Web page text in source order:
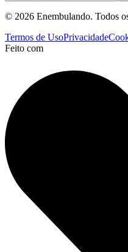
© 2026 Enembulando. Todos
Termos de UsoPrivacidade
Feito com